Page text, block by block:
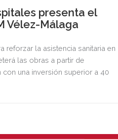
presenta el
Vélez-Málaga
reforzar la asistencia sanitaria en
las obras a partir de
una inversión superior a 40